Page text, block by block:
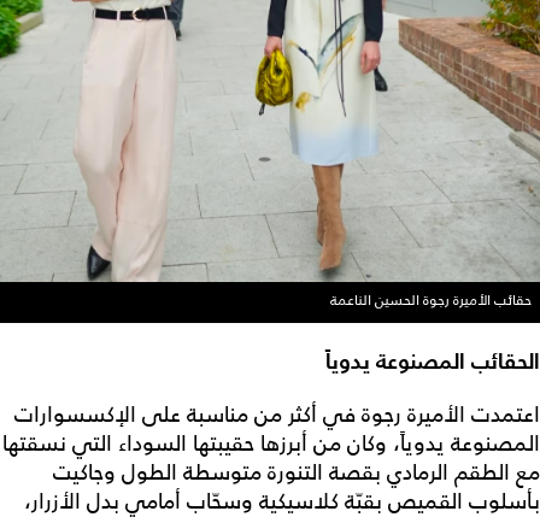
حقائب الأميرة رجوة الحسين الناعمة
الحقائب المصنوعة يدوياً
اعتمدت الأميرة رجوة في أكثر من مناسبة على الإكسسوارات
المصنوعة يدوياً، وكان من أبرزها حقيبتها السوداء التي نسقتها
مع الطقم الرمادي بقصة التنورة متوسطة الطول وجاكيت
بأسلوب القميص بقبّة كلاسيكية وسحّاب أمامي بدل الأزرار،